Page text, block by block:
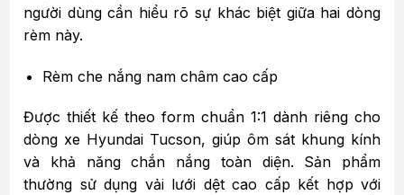
người dùng cần hiểu rõ sự khác biệt giữa hai dòng
rèm này.
Rèm che nắng nam châm cao cấp
Được thiết kế theo form chuẩn 1:1 dành riêng cho
dòng xe Hyundai Tucson, giúp ôm sát khung kính
và khả năng chắn nắng toàn diện. Sản phẩm
thường sử dụng vải lưới dệt cao cấp kết hợp với